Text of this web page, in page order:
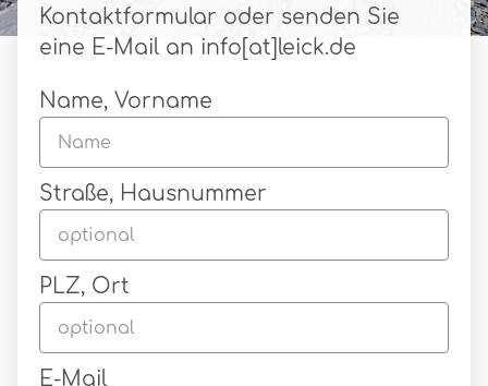
Kontaktformular oder senden Sie
eine E-Mail an info[at]leick.de
Name, Vorname
Straße, Hausnummer
PLZ, Ort
E-Mail